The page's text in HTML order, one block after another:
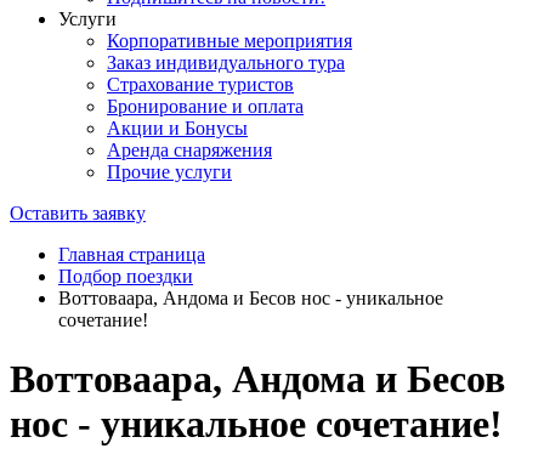
Услуги
Корпоративные мероприятия
Заказ индивидуального тура
Страхование туристов
Бронирование и оплата
Акции и Бонусы
Аренда снаряжения
Прочие услуги
Оставить заявку
Главная страница
Подбор поездки
Воттоваара, Андома и Бесов нос - уникальное
сочетание!
Воттоваара, Андома и Бесов
нос - уникальное сочетание!